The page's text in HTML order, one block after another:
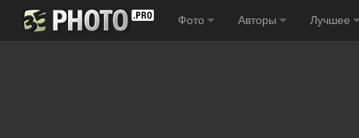
Фото Авторы Лучшее